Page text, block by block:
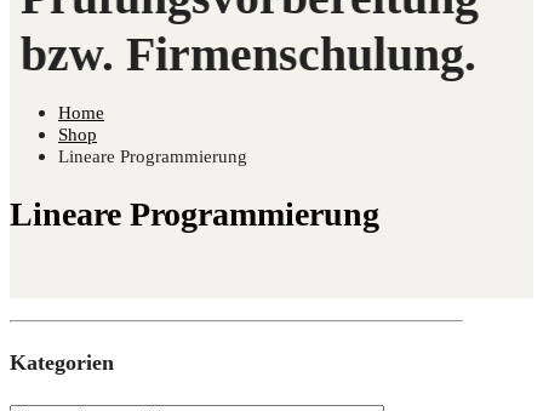
Home
Shop
Lineare Programmierung
Lineare Programmierung
Kate­go­rien